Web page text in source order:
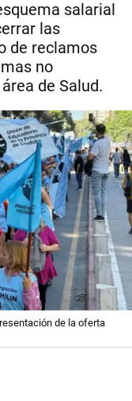
salarial
las
de reclamos
no
de Salud.
de la oferta